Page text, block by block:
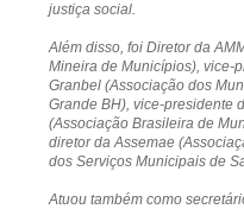
justiça social.
Além disso, foi Diretor da
Mineira de Municípios), vice-
Granbel (Associação dos
Grande BH), vice-presidente
(Associação Brasileira de
diretor da Assemae
dos Serviços Municipais de
Atuou também como